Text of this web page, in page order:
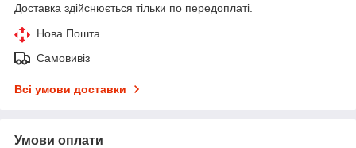
Доставка здійснюється тільки по передоплаті.
Нова Пошта
Самовивіз
Всі умови доставки
Умови оплати